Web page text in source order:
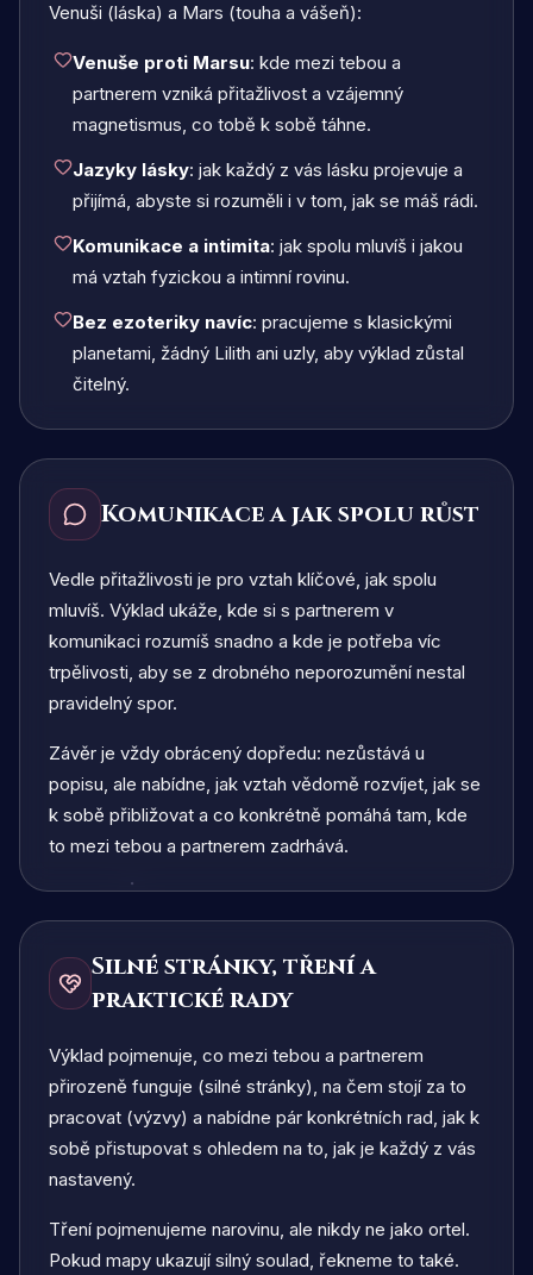
Venuši (láska) a Mars (touha a vášeň):
Venuše proti Marsu: kde mezi tebou a
partnerem vzniká přitažlivost a vzájemný
magnetismus, co tobě k sobě táhne.
Jazyky lásky: jak každý z vás lásku projevuje a
přijímá, abyste si rozuměli i v tom, jak se máš rádi.
Komunikace a intimita: jak spolu mluvíš i jakou
má vztah fyzickou a intimní rovinu.
Bez ezoteriky navíc: pracujeme s klasickými
planetami, žádný Lilith ani uzly, aby výklad zůstal
čitelný.
Komunikace a jak spolu růst
Vedle přitažlivosti je pro vztah klíčové, jak spolu
mluvíš. Výklad ukáže, kde si s partnerem v
komunikaci rozumíš snadno a kde je potřeba víc
trpělivosti, aby se z drobného neporozumění nestal
pravidelný spor.
Závěr je vždy obrácený dopředu: nezůstává u
popisu, ale nabídne, jak vztah vědomě rozvíjet, jak se
k sobě přibližovat a co konkrétně pomáhá tam, kde
to mezi tebou a partnerem zadrhává.
Silné stránky, tření a
praktické rady
Výklad pojmenuje, co mezi tebou a partnerem
přirozeně funguje (silné stránky), na čem stojí za to
pracovat (výzvy) a nabídne pár konkrétních rad, jak k
sobě přistupovat s ohledem na to, jak je každý z vás
nastavený.
Tření pojmenujeme narovinu, ale nikdy ne jako ortel.
Pokud mapy ukazují silný soulad, řekneme to také.